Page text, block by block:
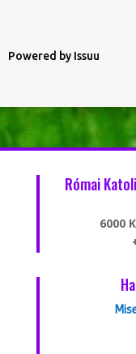
Powered by Issuu
Római
6000